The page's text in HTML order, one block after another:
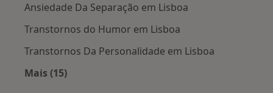
Ansiedade Da Separação em Lisboa
Transtornos do Humor em Lisboa
Transtornos Da Personalidade em Lisboa
Mais (15)